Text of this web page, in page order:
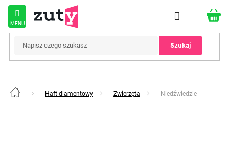
Przejść
treści
Szukaj
Home Haft diamentowy Zwierzęta Niedźwiedzie